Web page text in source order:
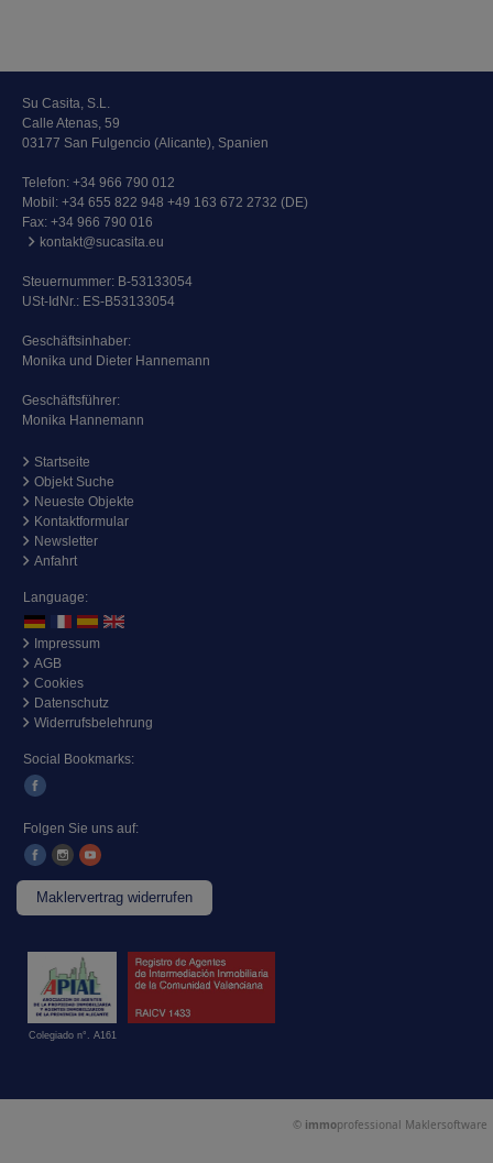
Su Casita, S.L.
Calle Atenas, 59
03177 San Fulgencio (Alicante), Spanien
Telefon: +34 966 790 012
Mobil: +34 655 822 948 +49 163 672 2732 (DE)
Fax: +34 966 790 016
kontakt@sucasita.eu
Steuernummer: B-53133054
USt-IdNr.: ES-B53133054
Geschäftsinhaber:
Monika und Dieter Hannemann
Geschäftsführer:
Monika Hannemann
Startseite
Objekt Suche
Neueste Objekte
Kontaktformular
Newsletter
Anfahrt
Language:
Impressum
AGB
Cookies
Datenschutz
Widerrufsbelehrung
Social Bookmarks:
Folgen Sie uns auf:
Maklervertrag widerrufen
Colegiado n°. A161
© immoprofessional Maklersoftware